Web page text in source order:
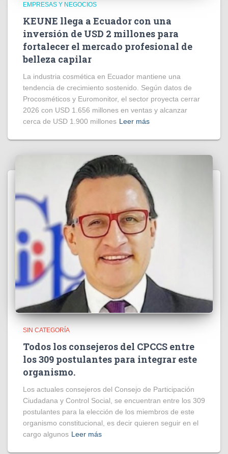
EMPRESAS Y NEGOCIOS
KEUNE llega a Ecuador con una
inversión de USD 2 millones para
fortalecer el mercado profesional de
belleza capilar
La industria cosmética en Ecuador mantiene una
tendencia de crecimiento sostenido. Según datos de
Procosméticos y Euromonitor, el sector proyecta cerrar
2026 con USD 1.656 millones en ventas y alcanzar
cerca de USD 1.900 millones Leer más
SIN CATEGORÍA
Todos los consejeros del CPCCS entre
los 309 postulantes para integrar este
organismo.
Los actuales consejeros del Consejo de Participación
Ciudadana y Control Social, se encuentran entre los 309
postulantes para la elección de los miembros de este
organismo constitucional, es decir quieren seguir en el
cargo algunos Leer más